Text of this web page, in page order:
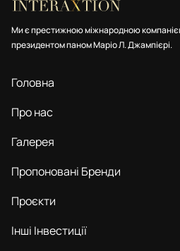
Ми є престижною міжнародною
президентом паном Маріо Л. Джампієрі.
Головна
Про нас
Галерея
Пропоновані Бренди
Проєкти
Інші Інвестиції